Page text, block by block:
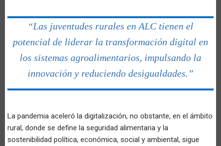
“Las juventudes rurales en ALC tienen el
potencial de liderar la transformación digital en
los sistemas agroalimentarios, impulsando la
innovación y reduciendo desigualdades.”
La pandemia aceleró la digitalización, no obstante, en el ámbito
rural, donde se define la seguridad alimentaria y la
sostenibilidad política, económica, social y ambiental, sigue